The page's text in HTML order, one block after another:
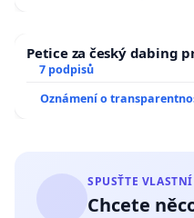
Petice za český dabing
7 podpisů
Oznámení o
SPUSŤTE
Chcete